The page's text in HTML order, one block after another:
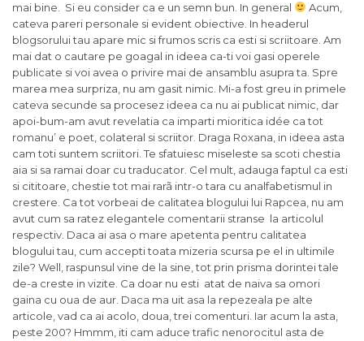
mai bine. Si eu consider ca e un semn bun. In general
Acum,
cateva pareri personale si evident obiective. In headerul
blogsorului tau apare mic si frumos scris ca esti si scriitoare. Am
mai dat o cautare pe goagal in ideea ca-ti voi gasi operele
publicate si voi avea o privire mai de ansamblu asupra ta. Spre
marea mea surpriza, nu am gasit nimic. Mi-a fost greu in primele
cateva secunde sa procesez ideea ca nu ai publicat nimic, dar
apoi-bum-am avut revelatia ca imparti mioritica idée ca tot
romanu’ e poet, colateral si scriitor. Draga Roxana, in ideea asta
cam toti suntem scriitori. Te sfatuiesc miseleste sa scoti chestia
aia si sa ramai doar cu traducator. Cel mult, adauga faptul ca esti
si cititoare, chestie tot mai rarã intr-o tara cu analfabetismul in
crestere. Ca tot vorbeai de calitatea blogului lui Rapcea, nu am
avut cum sa ratez elegantele comentarii stranse la articolul
respectiv. Daca ai asa o mare apetenta pentru calitatea
blogului tau, cum accepti toata mizeria scursa pe el in ultimile
zile? Well, raspunsul vine de la sine, tot prin prisma dorintei tale
de-a creste in vizite. Ca doar nu esti atat de naiva sa omori
gaina cu oua de aur. Daca ma uit asa la repezeala pe alte
articole, vad ca ai acolo, doua, trei comenturi. Iar acum la asta,
peste 200? Hmmm, iti cam aduce trafic nenorocitul asta de